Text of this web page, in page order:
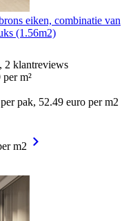
eiken, combinatie van
(1.56m2)
2 klantreviews
per m²
pak, 52.49 euro per m2
m2